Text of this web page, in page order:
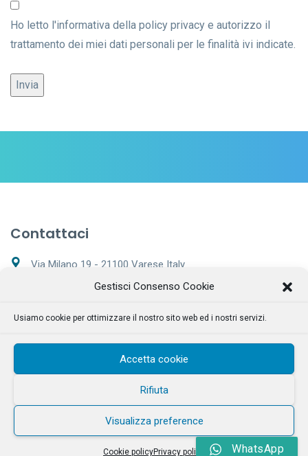
Gestisci Consenso Cookie
Usiamo cookie per ottimizzare il nostro sito web ed i nostri servizi.
Accetta cookie
Rifiuta
Visualizza preference
Cookie policyPrivacy policy
Ho letto l'informativa della policy privacy e autorizzo il
trattamento dei miei dati personali per le finalità ivi indicate.
Contattaci
Via Milano 19 - 21100 Varese Italy
info@tecnoclean.net
© 2019 Tecnoclean srl
WhatsApp